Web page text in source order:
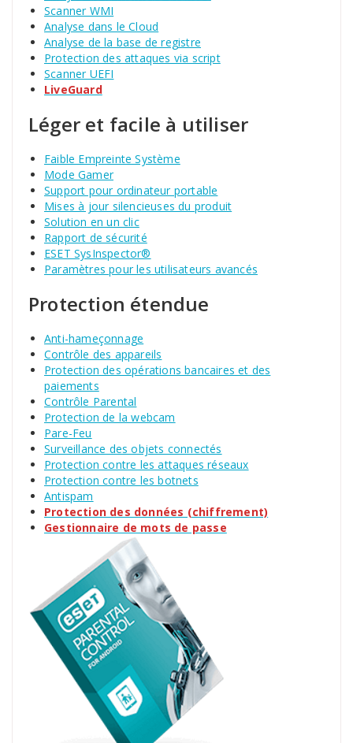
Scanner WMI
Analyse dans le Cloud
Analyse de la base de registre
Protection des attaques via script
Scanner UEFI
LiveGuard
Léger et facile à utiliser
Faible Empreinte Système
Mode Gamer
Support pour ordinateur portable
Mises à jour silencieuses du produit
Solution en un clic
Rapport de sécurité
ESET SysInspector®
Paramètres pour les utilisateurs avancés
Protection étendue
Anti-hameçonnage
Contrôle des appareils
Protection des opérations bancaires et des
paiements
Contrôle Parental
Protection de la webcam
Pare-Feu
Surveillance des objets connectés
Protection contre les attaques réseaux
Protection contre les botnets
Antispam
Protection des données (chiffrement)
Gestionnaire de mots de passe